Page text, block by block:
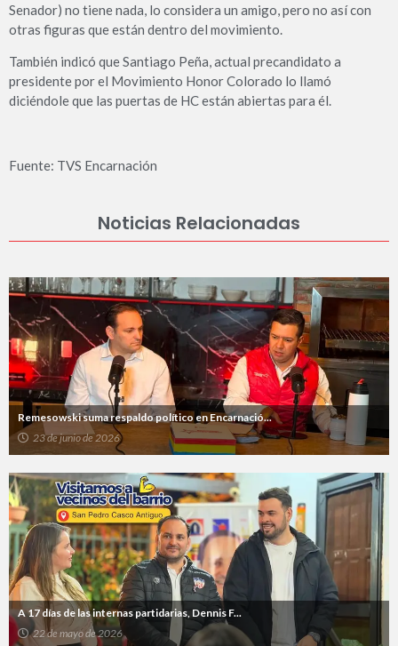
Senador) no tiene nada, lo considera un amigo, pero no así con
otras figuras que están dentro del movimiento.
También indicó que Santiago Peña, actual precandidato a
presidente por el Movimiento Honor Colorado lo llamó
diciéndole que las puertas de HC están abiertas para él.
Fuente: TVS Encarnación
Noticias Relacionadas
Remesowski suma respaldo político en Encarnació...
23 de junio de 2026
A 17 días de las internas partidarias, Dennis F...
22 de mayo de 2026